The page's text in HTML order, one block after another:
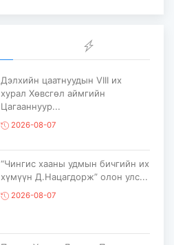
Дэлхийн цаатнуудын VIII их
хурал Хөвсгөл аймгийн
Цагааннуур...
2026-08-07
“Чингис хааны удмын бичгийн их
хүмүүн Д.Нацагдорж” олон улс...
2026-08-07